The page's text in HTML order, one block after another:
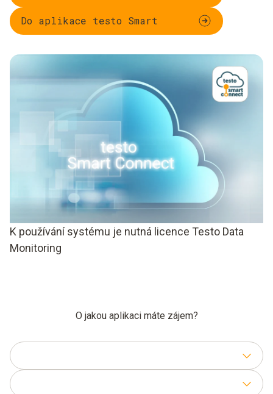
Do aplikace testo Smart
K používání systému je nutná licence Testo Data
Monitoring
O jakou aplikaci máte zájem?